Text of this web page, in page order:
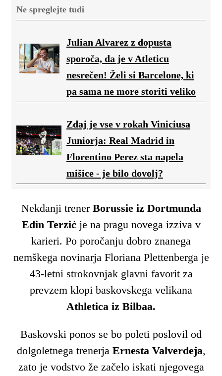
Ne spreglejte tudi
Julian Alvarez z dopusta
sporoča, da je v Atleticu
nesrečen! Želi si Barcelone, ki
pa sama ne more storiti veliko
Zdaj je vse v rokah Viniciusa
Juniorja: Real Madrid in
Florentino Perez sta napela
mišice - je bilo dovolj?
Nekdanji trener Borussie iz Dortmunda
Edin Terzićje na pragu novega izziva v
karieri. Po poročanju dobro znanega
nemškega novinarja Floriana Plettenberga je
43-letni strokovnjak glavni favorit za
prevzem klopi baskovskega velikana
Athletica iz Bilbaa.
Baskovski ponos se bo poleti poslovil od
dolgoletnega trenerja Ernesta Valverdeja,
zato je vodstvo že začelo iskati njegovega